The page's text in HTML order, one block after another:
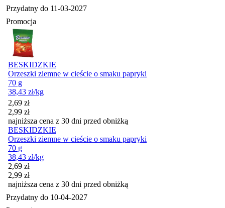
Przydatny do 11-03-2027
Promocja
BESKIDZKIE
Orzeszki ziemne w cieście o smaku papryki
70 g
38,43 zł/kg
Cena promocyjna
2,69 zł
2,99 zł
najniższa cena z 30 dni przed obniżką
BESKIDZKIE
Orzeszki ziemne w cieście o smaku papryki
70 g
38,43 zł/kg
Cena promocyjna
2,69 zł
2,99 zł
najniższa cena z 30 dni przed obniżką
Przydatny do 10-04-2027